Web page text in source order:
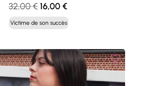
32,00€ Le
prix
initial
32,00 €.
16,00€Le
prix
actuel
16,00 €.
Victime de son succès